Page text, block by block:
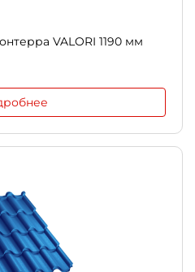
VALORI 1190 мм